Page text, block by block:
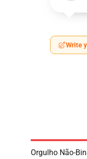
Write
Orgulho Não-